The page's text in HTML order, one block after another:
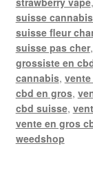
suisse
suisse fleur
suisse pas cher,
grossiste en
cannabis,
cbd en gros,
cbd suisse,
vente en gros
weedshop